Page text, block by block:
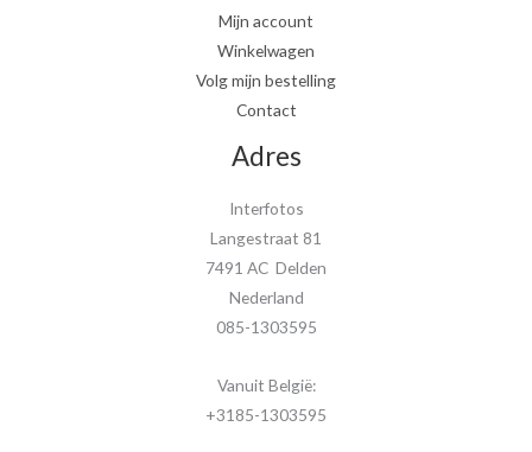
Mijn account
Winkelwagen
Volg mijn bestelling
Contact
Adres
Interfotos
Langestraat 81
7491 AC Delden
Nederland
085-1303595
Vanuit België:
+3185-1303595